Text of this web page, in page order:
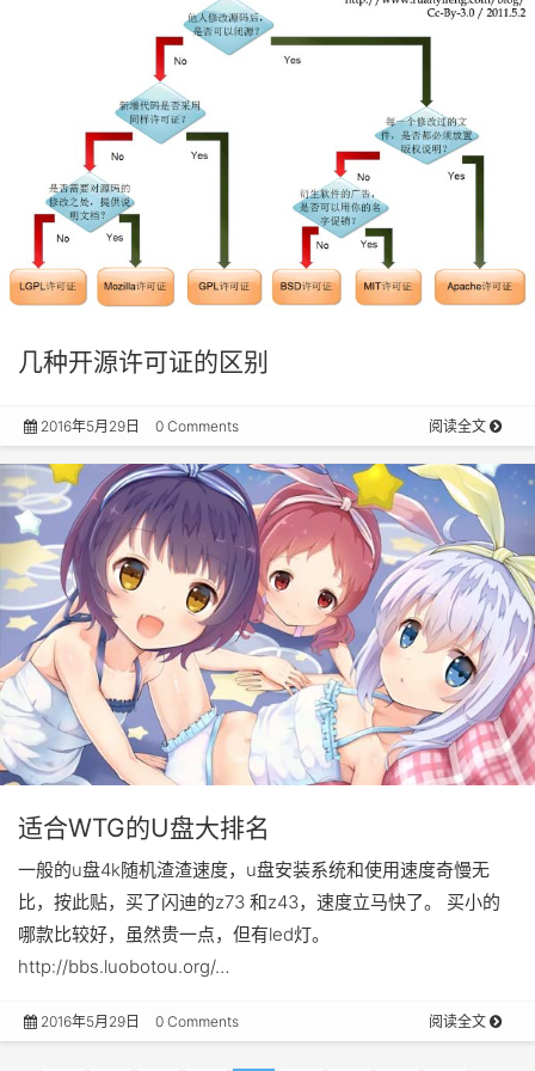
几种开源许可证的区别
2016年5月29日 0 Comments 阅读全文
适合WTG的U盘大排名
一般的u盘4k随机渣渣速度，u盘安装系统和使用速度奇慢无
比，按此贴，买了闪迪的z73 和z43，速度立马快了。 买小的
哪款比较好，虽然贵一点，但有led灯。
http://bbs.luobotou.org/…
2016年5月29日 0 Comments 阅读全文